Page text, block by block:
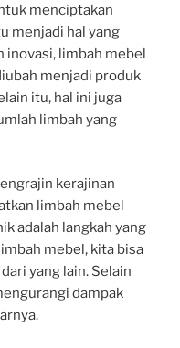
menciptakan
menjadi hal yang
inovasi, limbah mebel
menjadi produk
itu, hal ini juga
limbah yang
kerajinan
limbah mebel
adalah langkah yang
mebel, kita bisa
yang lain. Selain
dampak